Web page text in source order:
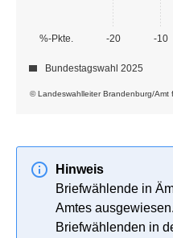
-20 -10
%-Pkte.
© Landeswahlleiter Brandenburg/Amt
Bundestagswahl 2025
Hinweis
Briefwählende in
Amtes
Briefwählenden in